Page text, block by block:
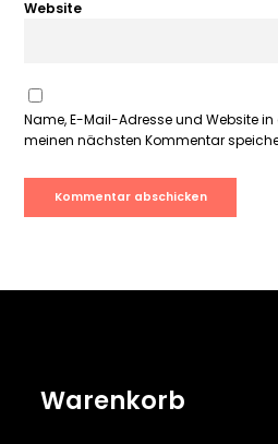
Website
Name, E-Mail-Adresse und Website
meinen nächsten Kommentar
Warenkorb